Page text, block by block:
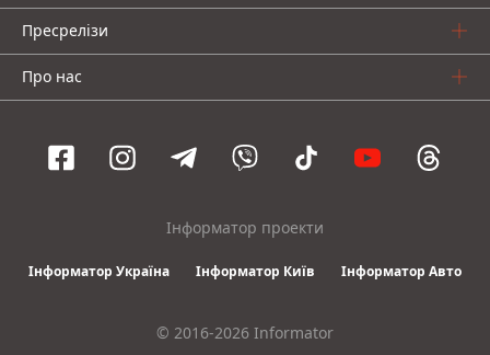
Пресрелізи
Про нас
Інформатор проекти
Інформатор Україна Інформатор Київ Інформатор Авто
© 2016-2026 Informator